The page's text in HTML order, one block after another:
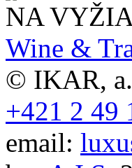
NA
Wine &
© IKAR,
+421 2 49
email: